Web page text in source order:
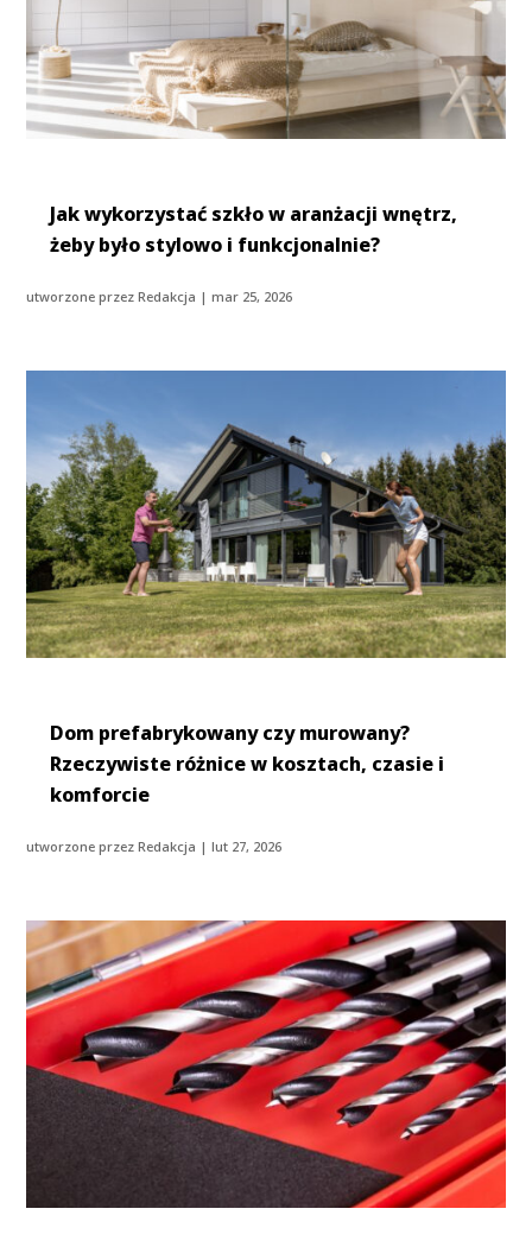
Jak wykorzystać szkło w aranżacji wnętrz,
żeby było stylowo i funkcjonalnie?
utworzone przezRedakcja |mar 25, 2026
Dom prefabrykowany czy murowany?
Rzeczywiste różnice w kosztach, czasie i
komforcie
utworzone przezRedakcja |lut 27, 2026